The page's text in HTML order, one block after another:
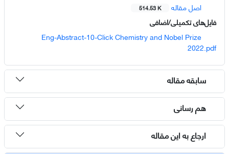
اصل مقاله
514.53 K
فایل‌های تکمیلی/اضافی
Eng-Abstract-10-Click Chemistry and Nobel Prize
2022.pdf
سابقه مقاله
هم رسانی
ارجاع به این مقاله